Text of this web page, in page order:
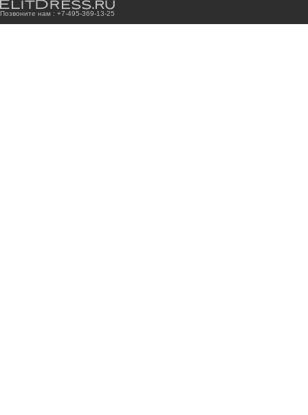
Позвоните нам : +7-495-369-13-25